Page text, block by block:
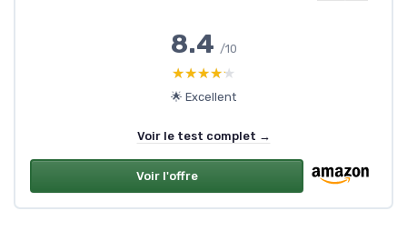
8.4 /10
★★★★★
★★★★★
🌟 Excellent
Voir le test complet →
Voir l'offre